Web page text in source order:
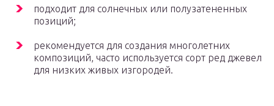
подходит для солнечных или полузатененных
позиций;
рекомендуется для создания многолетних
композиций, часто используется сорт ред джевел
для низких живых изгородей.